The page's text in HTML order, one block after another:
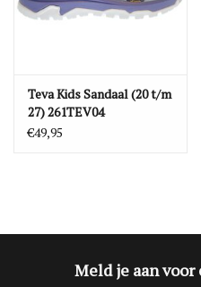
Teva Kids Sandaal (20 t/m
27) 261TEV04
€49,95
Meld je aan